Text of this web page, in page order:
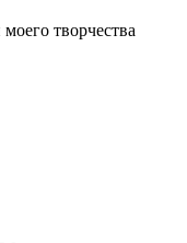
творчества